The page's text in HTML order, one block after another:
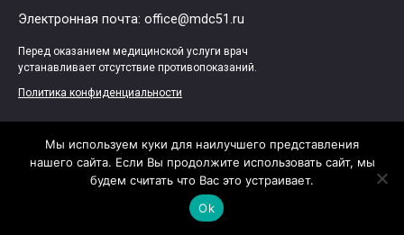
Электронная почта: office@mdc51.ru
Перед оказанием медицинской услуги врач
устанавливает отсутствие противопоказаний.
Политика конфиденциальности
Навигация
Мы используем куки для наилучшего представления
нашего сайта. Если Вы продолжите использовать сайт, мы
будем считать что Вас это устраивает.
Ok